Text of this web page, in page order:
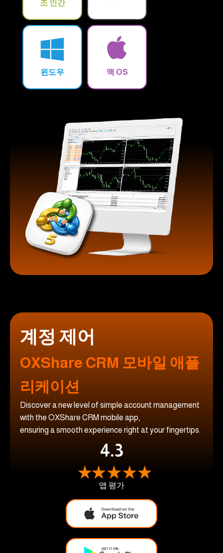
조 인간
윈도우 맥 OS
계정 제어
OXShare CRM 모바일 애플
리케이션
Discover a new level of simple account management
with the OXShare CRM mobile app,
ensuring a smooth experience right at your fingertips.
4.3
앱 평가